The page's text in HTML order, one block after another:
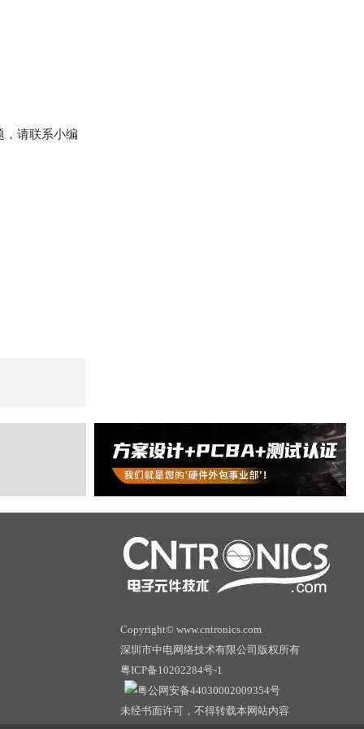
，请联系小编
Copyright© www.cntronics.com
深圳市中电网络技术有限公司版权所有
粤ICP备10202284号-1
粤公网安备44030002009354号
未经书面许可，不得转载本网站内容